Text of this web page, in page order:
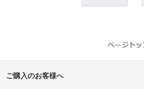
ご購入のお客様へ